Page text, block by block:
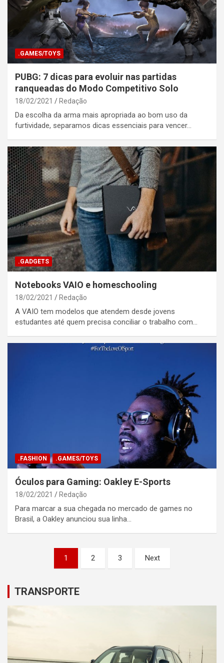
.GAMES/TOYS
PUBG: 7 dicas para evoluir nas partidas
ranqueadas do Modo Competitivo Solo
18/02/2021 Redação
Da escolha da arma mais apropriada ao bom uso da
furtividade, separamos dicas essenciais para vencer…
.GADGETS
Notebooks VAIO e homeschooling
18/02/2021 Redação
A VAIO tem modelos que atendem desde jovens
estudantes até quem precisa conciliar o trabalho com…
.FASHION .GAMES/TOYS
Óculos para Gaming: Oakley E-Sports
18/02/2021 Redação
Para marcar a sua chegada no mercado de games no
Brasil, a Oakley anunciou sua linha…
pagination
1 2 3 Next
TRANSPORTE